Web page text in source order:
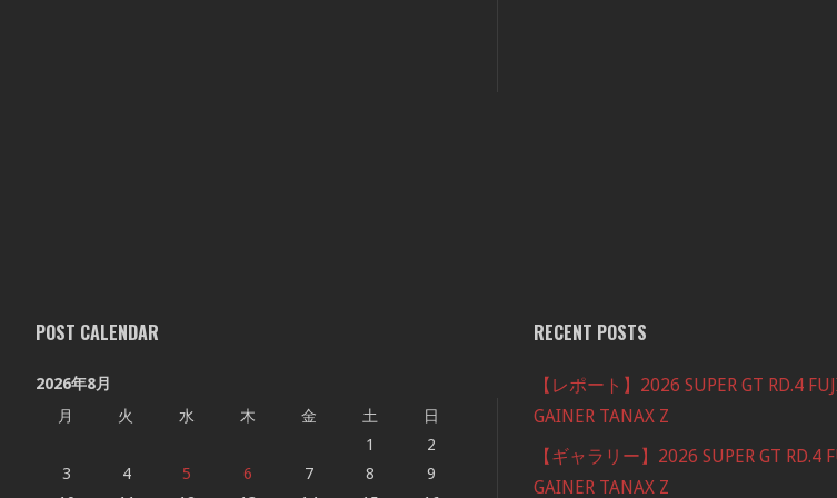
POST CALENDAR
2026年8月
月
火 水 木 金 土
日
1
2
3
4 5 6 7 8
9
RECENT POSTS
【レポート】2026 SUPER GT RD.4
GAINER TANAX Z
【ギャラリー】2026 SUPER GT RD.4
GAINER TANAX Z